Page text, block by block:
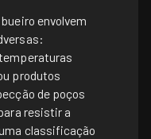
envolvem
produtos
de poços
resistir a
classificação